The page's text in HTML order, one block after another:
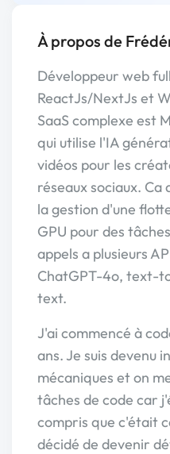
À propos de
Développeur web
ReactJs/NextJs et
SaaS complexe est
qui utilise l'IA
vidéos pour les
réseaux sociaux.
la gestion d'une
GPU pour des
appels a plusieurs
ChatGPT-4o, text-
text.
J'ai commencé à
ans. Je suis devenu
mécaniques et on
tâches de code car
compris que c'était
décidé de devenir